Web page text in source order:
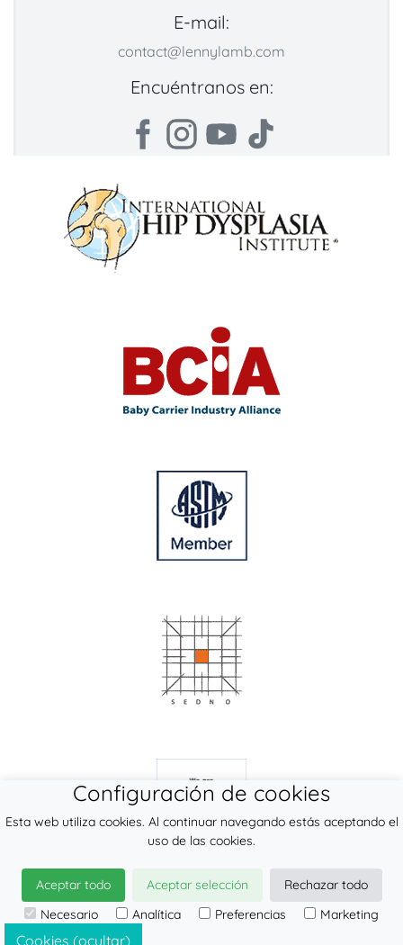
E-mail:
contact@lennylamb.com
Encuéntranos en:
© 2026
LennyLamb sp. z o.o. sp.k.
·productos de porteofabricante ·
Cookies (ocultar)
Configuración de cookies
Esta web utiliza cookies. Al continuar navegando estás aceptando el
uso de las cookies.
Aceptar todo Aceptar selección
Rechazar todo
Necesario
Analítica Preferencias Marketing